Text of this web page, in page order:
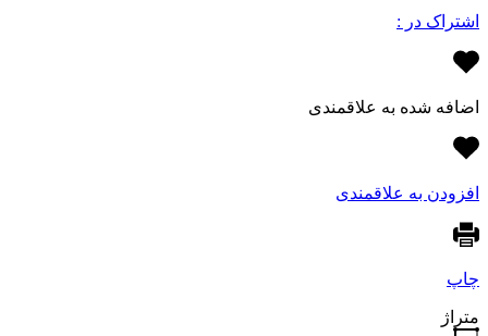
اشتراک در :
اضافه شده به علاقمندی
افزودن به علاقمندی
چاپ
متراژ